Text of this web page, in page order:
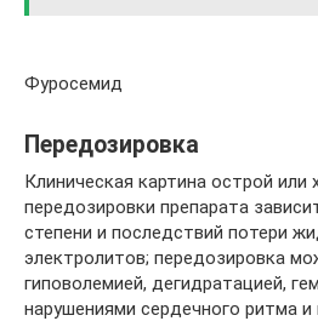
Фуросемид
Передозировка
Клиническая картина острой или
передозировки препарата
степени и последствий потери
электролитов; передозировка
гиповолемией, дегидратацией,
нарушениями сердечного ритма